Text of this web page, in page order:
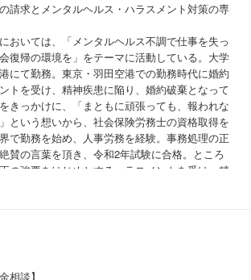
請求とメンタルヘルス・ハラスメント対策の専
おいては、「メンタルヘルス不調で仕事を失っ
復帰の環境を」をテーマに活動している。大学
にて勤務。東京・羽田空港での勤務時代に婚約
トを受け、精神疾患に陥り、婚約破棄となって
きっかけに、「まともに頑張っても、報われな
という想いから、社会保険労務士の資格取得を
で勤務を始め、人事労務を経験。事務処理の正
賛の言葉を頂き、令和2年試験に合格。ところ
の強要をはじめとするハラスメントを受け、精
東京・立川の社会保険労務士事務所に移り、更
かり易く説明することを心掛けており、特にメ
の相談対応を数多く経験。結果、障害年金のご
相談】